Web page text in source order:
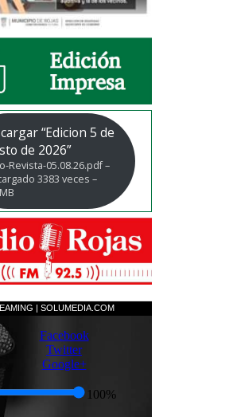
“Edicion 5 de
de 2026”
Revista-05.08.26.pdf –
3383 veces –